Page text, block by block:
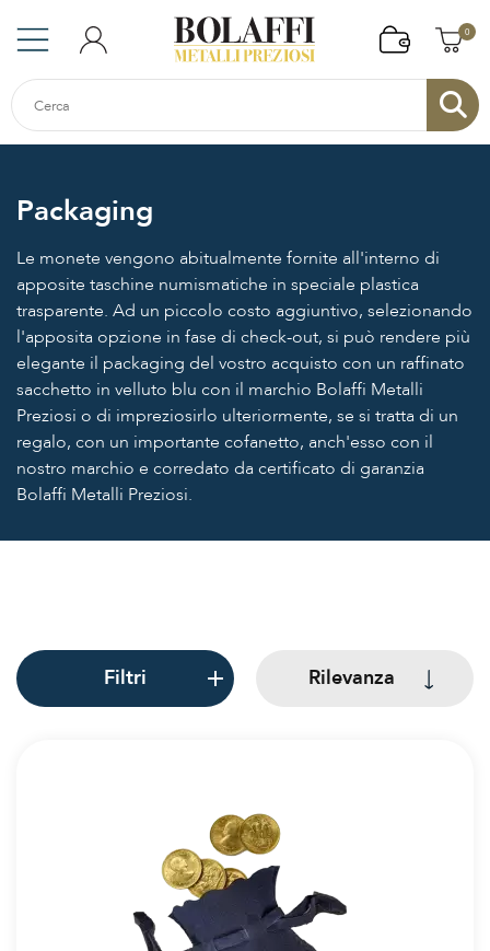
0
Packaging
Le monete vengono abitualmente fornite all'interno di
apposite taschine numismatiche in speciale plastica
trasparente. Ad un piccolo costo aggiuntivo, selezionando
l'apposita opzione in fase di check-out, si può rendere più
elegante il packaging del vostro acquisto con un raffinato
sacchetto in velluto blu con il marchio Bolaffi Metalli
Preziosi o di impreziosirlo ulteriormente, se si tratta di un
regalo, con un importante cofanetto, anch'esso con il
nostro marchio e corredato da certificato di garanzia
Bolaffi Metalli Preziosi.
Filtri Rilevanza